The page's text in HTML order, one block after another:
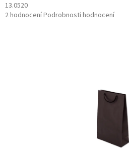
13.0520
Průměrné
2 hodnoceníPodrobnosti hodnocení